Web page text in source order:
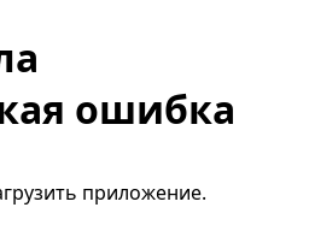
ошибка
приложение.